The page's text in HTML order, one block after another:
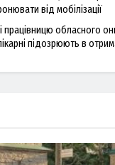
від мобілізації
працівницю обласного
підозрюють в